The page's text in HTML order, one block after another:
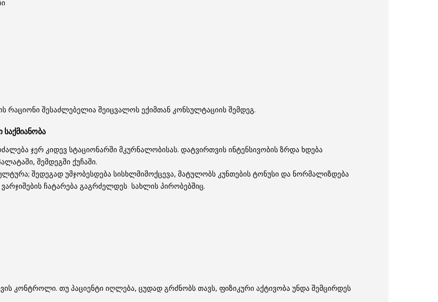
რაციონი შესაძლებელია შეიცვალოს ექიმთან კონსულტაციის შემდეგ.
ჯერ კიდევ სტაციონარში მკურნალობისას. დატვირთვის ინტენსივობის ზრდა ხდება
შემდეგში ქუჩაში.
შედეგად უმჯობესდება სისხლმიმოქცევა, მატულობს კუნთების ტონუსი და ნორმალიზდება
ჩატარება გაგრძელდეს სახლის პირობებშიც.
კონტროლი. თუ პაციენტი იღლება, ცუდად გრძნობს თავს, ფიზიკური აქტივობა უნდა შემცირდეს